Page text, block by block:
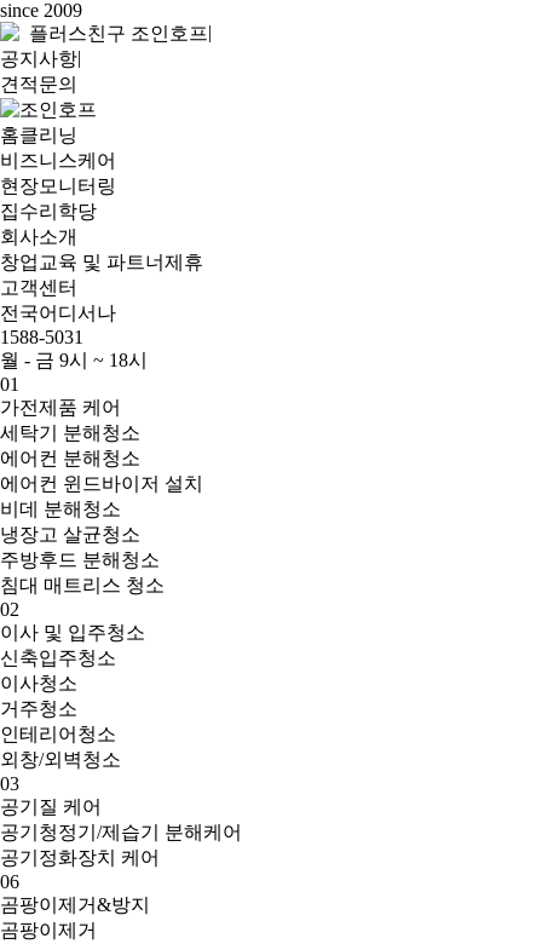
since 2009
플러스친구 조인호프|
공지사항|
견적문의
홈클리닝
비즈니스케어
현장모니터링
집수리학당
회사소개
창업교육 및 파트너제휴
고객센터
전국어디서나
1588-5031
월 - 금 9시 ~ 18시
01
가전제품 케어
세탁기 분해청소
에어컨 분해청소
에어컨 윈드바이저 설치
비데 분해청소
냉장고 살균청소
주방후드 분해청소
침대 매트리스 청소
02
이사 및 입주청소
신축입주청소
이사청소
거주청소
인테리어청소
외창/외벽청소
03
공기질 케어
공기청정기/제습기 분해케어
공기정화장치 케어
06
곰팡이제거&방지
곰팡이제거